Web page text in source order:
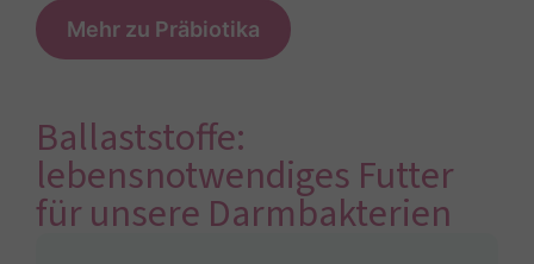
Mehr zu Präbiotika
Ballaststoffe:
lebensnotwendiges Futter
für unsere Darmbakterien